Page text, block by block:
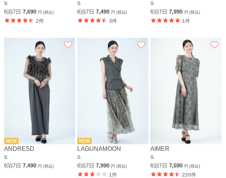
S
6泊7日 7,690 円 (税込)
2件
S
6泊7日7,490円 (税込)
3件
S
6泊7日7,990円 (税込)
1件
ANDRESD
S
6泊7日 7,490 円 (税込)
LAGUNAMOON
S
6泊7日7,990円 (税込)
1件
AIMER
S
6泊7日7,590円 (税込)
220件